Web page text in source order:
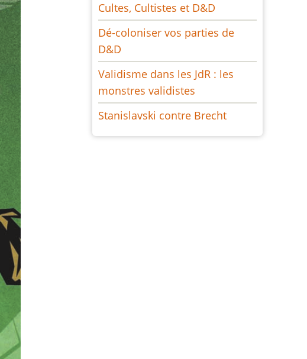
Cultes, Cultistes et D&D
Dé-coloniser vos parties de
D&D
Validisme dans les JdR : les
monstres validistes
Stanislavski contre Brecht